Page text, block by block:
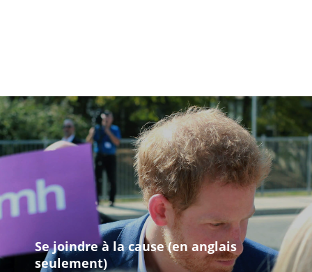
Se joindre à la cause (en anglais
seulement)